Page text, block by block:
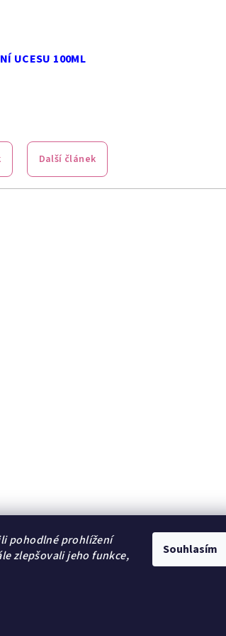
pohodlné prohlížení
zlepšovali jeho funkce,
Souhlasím
UCESU 100ML
Další článek